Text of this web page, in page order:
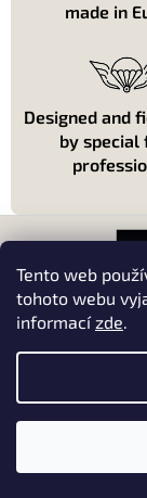
Tento web
tohoto webu
informacízde.
made in
Designed and
by special
o
About shopping
Kontakt